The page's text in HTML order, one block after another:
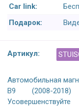
Car link:
Подарок:
Артикул:
Автомобильная
B9 (2008-